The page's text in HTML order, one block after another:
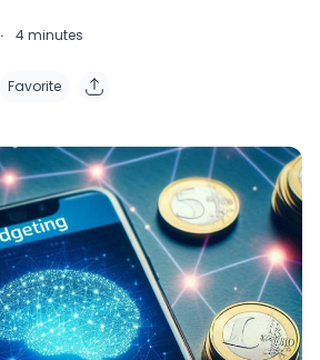
· 4minutes
Favorite